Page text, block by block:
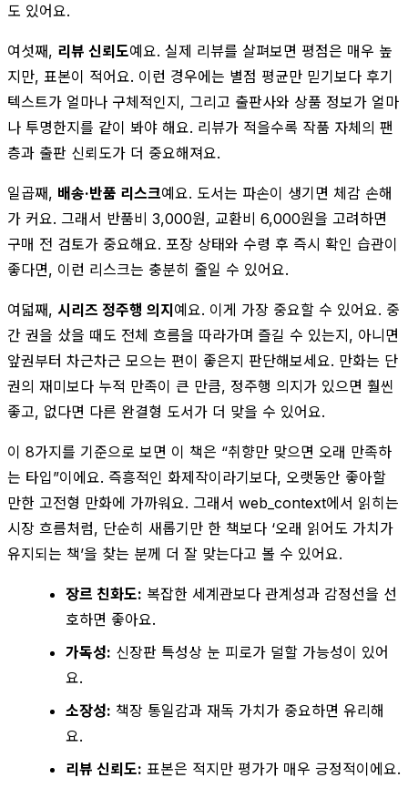
도 있어요.
여섯째, 리뷰 신뢰도예요. 실제 리뷰를 살펴보면 평점은 매우 높
지만, 표본이 적어요. 이런 경우에는 별점 평균만 믿기보다 후기
텍스트가 얼마나 구체적인지, 그리고 출판사와 상품 정보가 얼마
나 투명한지를 같이 봐야 해요. 리뷰가 적을수록 작품 자체의 팬
층과 출판 신뢰도가 더 중요해져요.
일곱째, 배송·반품 리스크예요. 도서는 파손이 생기면 체감 손해
가 커요. 그래서 반품비 3,000원, 교환비 6,000원을 고려하면
구매 전 검토가 중요해요. 포장 상태와 수령 후 즉시 확인 습관이
좋다면, 이런 리스크는 충분히 줄일 수 있어요.
여덟째, 시리즈 정주행 의지예요. 이게 가장 중요할 수 있어요. 중
간 권을 샀을 때도 전체 흐름을 따라가며 즐길 수 있는지, 아니면
앞권부터 차근차근 모으는 편이 좋은지 판단해보세요. 만화는 단
권의 재미보다 누적 만족이 큰 만큼, 정주행 의지가 있으면 훨씬
좋고, 없다면 다른 완결형 도서가 더 맞을 수 있어요.
이 8가지를 기준으로 보면 이 책은 “취향만 맞으면 오래 만족하
는 타입”이에요. 즉흥적인 화제작이라기보다, 오랫동안 좋아할
만한 고전형 만화에 가까워요. 그래서 web_context에서 읽히는
시장 흐름처럼, 단순히 새롭기만 한 책보다 ‘오래 읽어도 가치가
유지되는 책’을 찾는 분께 더 잘 맞는다고 볼 수 있어요.
장르 친화도: 복잡한 세계관보다 관계성과 감정선을 선
호하면 좋아요.
가독성: 신장판 특성상 눈 피로가 덜할 가능성이 있어
요.
소장성: 책장 통일감과 재독 가치가 중요하면 유리해
요.
리뷰 신뢰도: 표본은 적지만 평가가 매우 긍정적이에요.